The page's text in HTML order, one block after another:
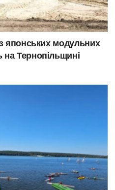
японських модульних
на Тернопільщині